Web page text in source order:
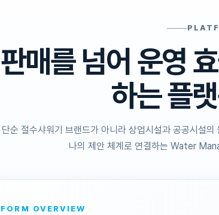
매를 넘어 운영
하는 플
순 절수샤워기 브랜드가 아니라 상업시설과 공공시설
나의 제안 체계로 연결하는 Water
OVERVIEW